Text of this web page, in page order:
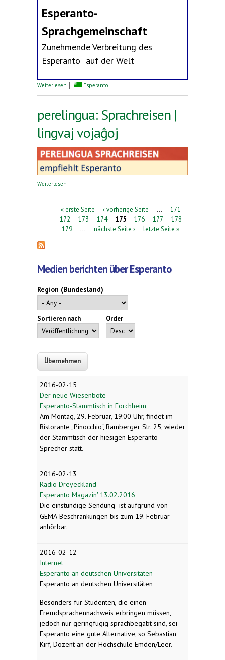
Esperanto-
Sprachgemeinschaft
Zunehmende Verbreitung des
Esperanto auf der Welt
Weiterlesen über Erklärung des Deutschen Esperanto-Bundes
Esperanto
perelingua: Sprachreisen |
lingvaj vojaĝoj
Weiterlesen
Seiten« erste Seite ‹ vorherige Seite …
171
172
173 174 175 176 177
178
179
… nächste Seite › letzte Seite »
Medien berichten über Esperanto
Region (Bundesland)
Sortieren nach Order
2016-02-15
Der neue Wiesenbote
Esperanto-Stammtisch in Forchheim
Am Montag, 29. Februar, 19:00 Uhr, findet im
Ristorante „Pinocchio“, Bamberger Str. 25, wieder
der Stammtisch der hiesigen Esperanto-
Sprecher statt.
2016-02-13
Radio Dreyeckland
Esperanto Magazin' 13.02.2016
Die einstündige Sendung ist aufgrund von
GEMA-Beschränkungen bis zum 19. Februar
anhörbar.
2016-02-12
Internet
Esperanto an deutschen Universitäten
Esperanto an deutschen Universitäten
Besonders für Studenten, die einen
Fremdsprachennachweis erbringen müssen,
jedoch nur geringfügig sprachbegabt sind, sei
Esperanto eine gute Alternative, so Sebastian
Kirf, Dozent an der Hochschule Emden/Leer.